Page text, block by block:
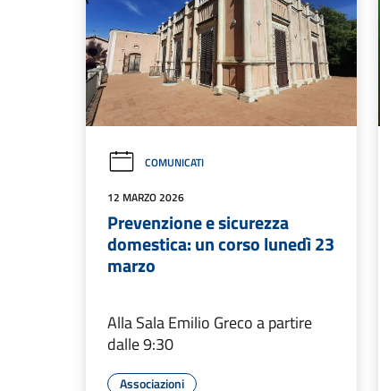
COMUNICATI
12 MARZO 2026
Prevenzione e sicurezza
domestica: un corso lunedì 23
marzo
Alla Sala Emilio Greco a partire
dalle 9:30
Associazioni